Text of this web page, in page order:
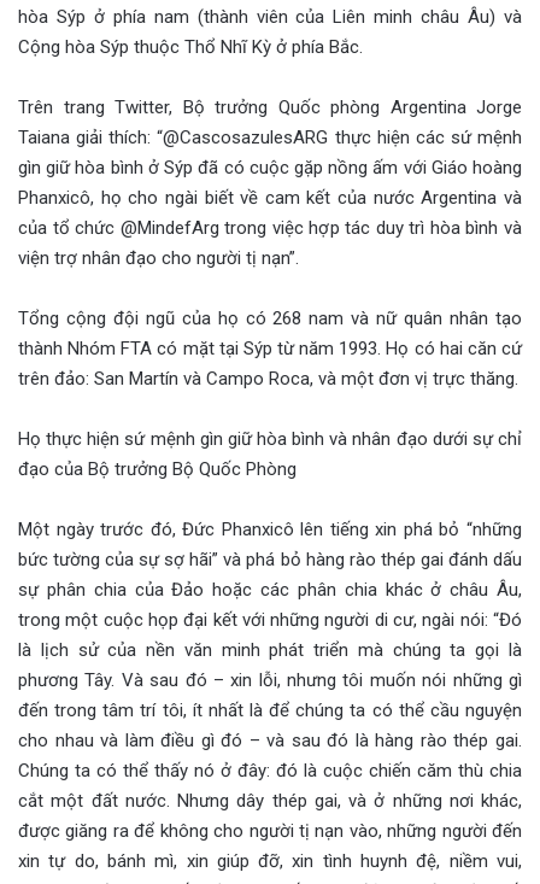
hòa Sýp ở phía nam (thành viên của Liên minh châu Âu) và
Cộng hòa Sýp thuộc Thổ Nhĩ Kỳ ở phía Bắc.
Trên trang Twitter, Bộ trưởng Quốc phòng Argentina Jorge
Taiana giải thích: “@CascosazulesARG thực hiện các sứ mệnh
gìn giữ hòa bình ở Sýp đã có cuộc gặp nồng ấm với Giáo hoàng
Phanxicô, họ cho ngài biết về cam kết của nước Argentina và
của tổ chức @MindefArg trong việc hợp tác duy trì hòa bình và
viện trợ nhân đạo cho người tị nạn”.
Tổng cộng đội ngũ của họ có 268 nam và nữ quân nhân tạo
thành Nhóm FTA có mặt tại Sýp từ năm 1993. Họ có hai căn cứ
trên đảo: San Martín và Campo Roca, và một đơn vị trực thăng.
Họ thực hiện sứ mệnh gìn giữ hòa bình và nhân đạo dưới sự chỉ
đạo của Bộ trưởng Bộ Quốc Phòng
Một ngày trước đó, Đức Phanxicô lên tiếng xin phá bỏ “những
bức tường của sự sợ hãi” và phá bỏ hàng rào thép gai đánh dấu
sự phân chia của Đảo hoặc các phân chia khác ở châu Âu,
trong một cuộc họp đại kết với những người di cư, ngài nói: “Đó
là lịch sử của nền văn minh phát triển mà chúng ta gọi là
phương Tây. Và sau đó – xin lỗi, nhưng tôi muốn nói những gì
đến trong tâm trí tôi, ít nhất là để chúng ta có thể cầu nguyện
cho nhau và làm điều gì đó – và sau đó là hàng rào thép gai.
Chúng ta có thể thấy nó ở đây: đó là cuộc chiến căm thù chia
cắt một đất nước. Nhưng dây thép gai, và ở những nơi khác,
được giăng ra để không cho người tị nạn vào, những người đến
xin tự do, bánh mì, xin giúp đỡ, xin tình huynh đệ, niềm vui,